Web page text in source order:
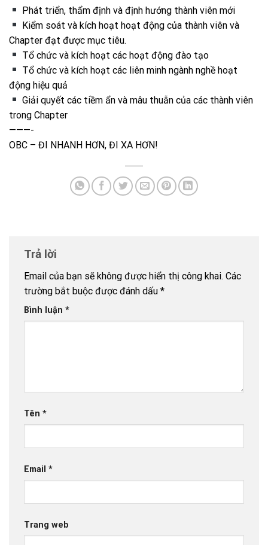
Phát triển, thẩm định và định hướng thành viên mới
Kiểm soát và kích hoạt hoạt động của thành viên và
Chapter đạt được mục tiêu.
Tổ chức và kích hoạt các hoạt động đào tạo
Tổ chức và kích hoạt các liên minh ngành nghề hoạt
động hiệu quả
Giải quyết các tiềm ẩn và mâu thuẫn của các thành viên
trong Chapter
———-
OBC – ĐI NHANH HƠN, ĐI XA HƠN!
Trả lời
Email của bạn sẽ không được hiển thị công khai. Các
trường bắt buộc được đánh dấu *
Bình luận *
Tên *
Email *
Trang web